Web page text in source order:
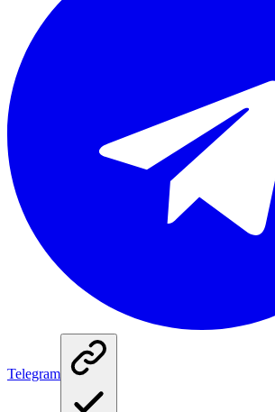
Telegram